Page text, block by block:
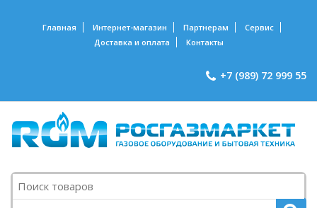
Главная Интернет-магазин Партнерам
Сервис
Доставка и оплата
Контакты
+7 (989) 72 999 55
Поиск